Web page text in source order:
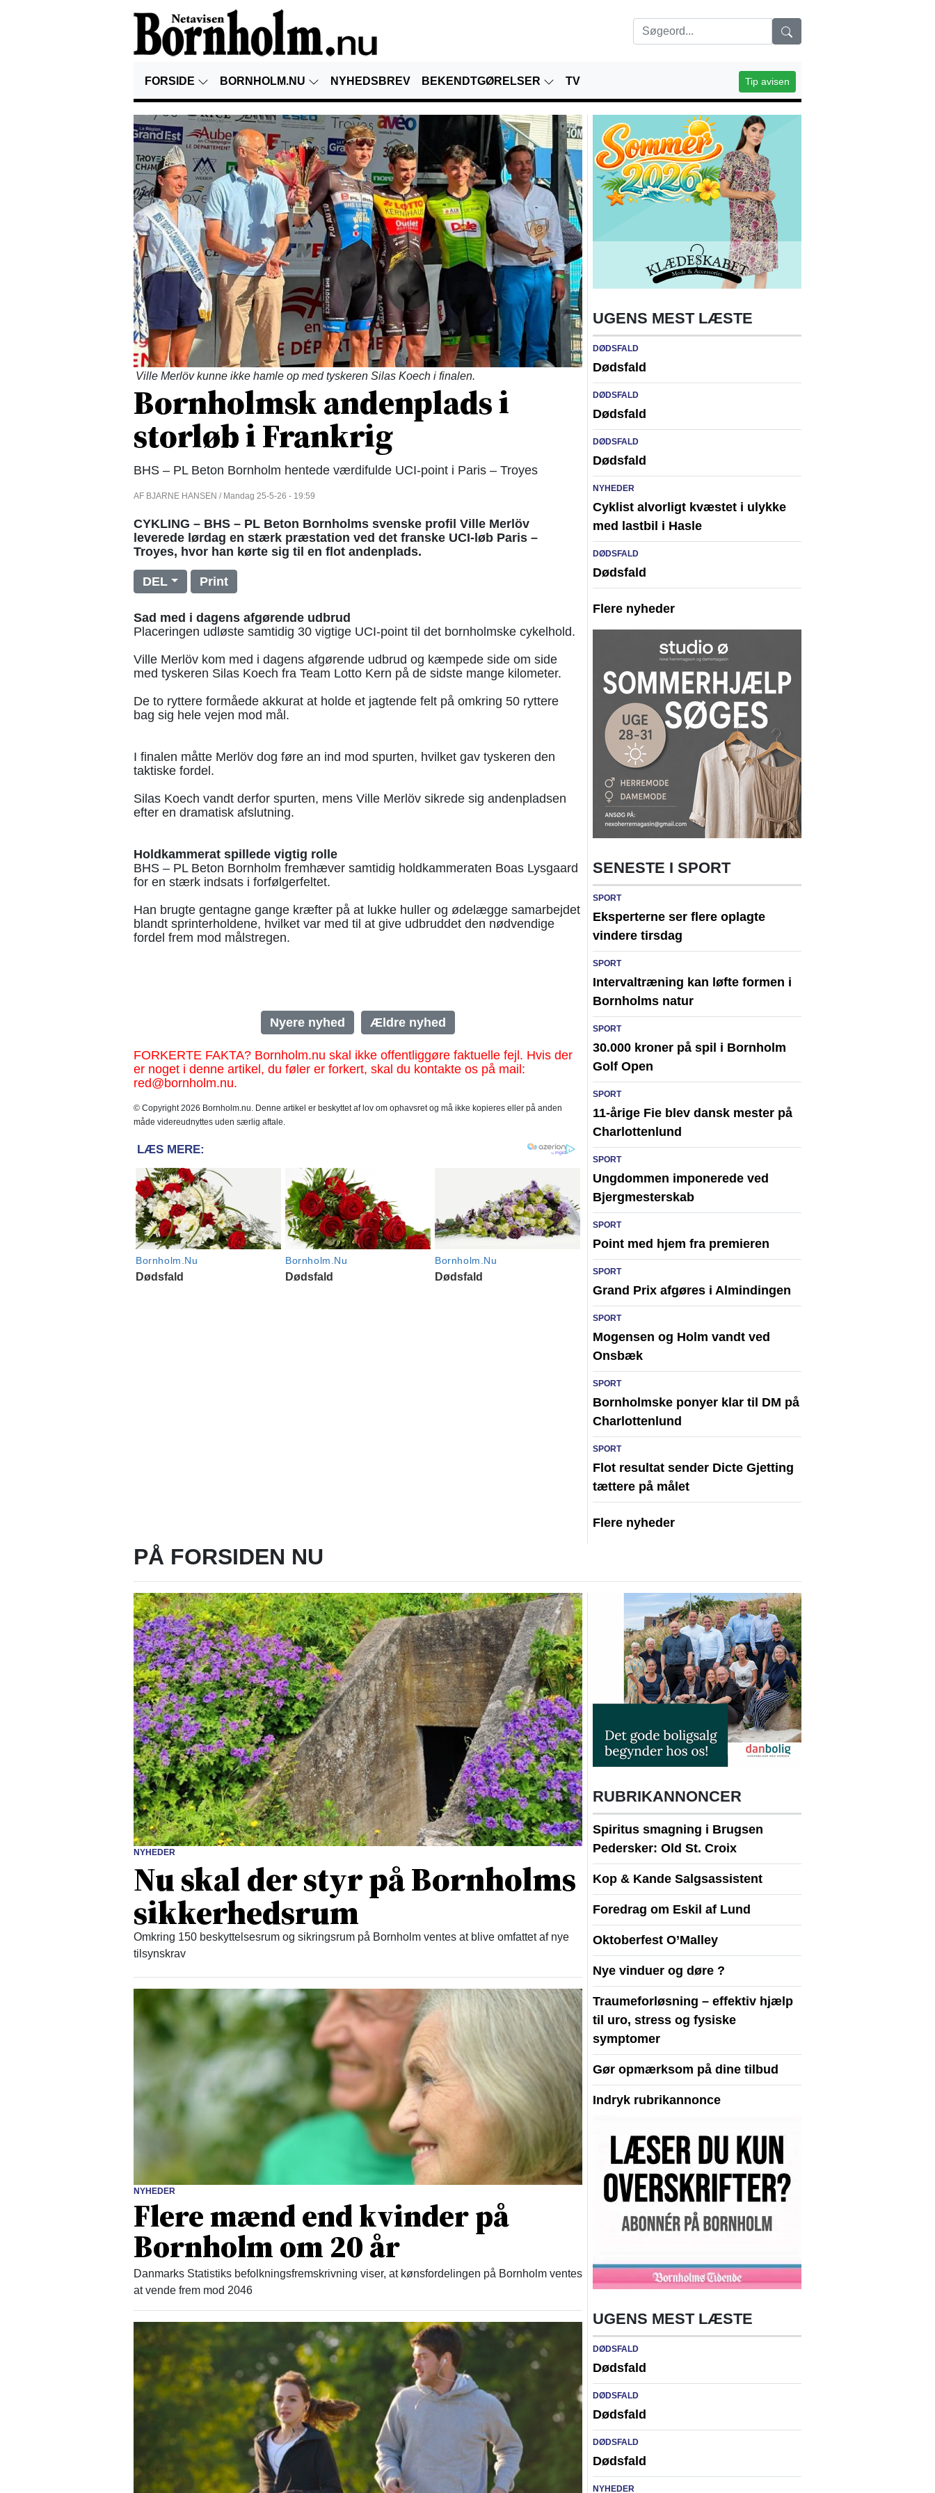
FORSIDE BORNHOLM.NU NYHEDSBREV BEKENDTGØRELSER TV Tip avisen
Ville Merlöv kunne ikke hamle op med tyskeren Silas Koech i finalen.
Bornholmsk andenplads i
storløb i Frankrig
BHS – PL Beton Bornholm hentede værdifulde UCI-point i Paris – Troyes
AF BJARNE HANSEN / Mandag 25-5-26 - 19:59
CYKLING – BHS – PL Beton Bornholms svenske profil Ville Merlöv
leverede lørdag en stærk præstation ved det franske UCI-løb Paris –
Troyes, hvor han kørte sig til en flot andenplads.
DEL Print
Sad med i dagens afgørende udbrud
Placeringen udløste samtidig 30 vigtige UCI-point til det bornholmske cykelhold.
Ville Merlöv kom med i dagens afgørende udbrud og kæmpede side om side
med tyskeren Silas Koech fra Team Lotto Kern på de sidste mange kilometer.
De to ryttere formåede akkurat at holde et jagtende felt på omkring 50 ryttere
bag sig hele vejen mod mål.
I finalen måtte Merlöv dog føre an ind mod spurten, hvilket gav tyskeren den
taktiske fordel.
Silas Koech vandt derfor spurten, mens Ville Merlöv sikrede sig andenpladsen
efter en dramatisk afslutning.
Holdkammerat spillede vigtig rolle
BHS – PL Beton Bornholm fremhæver samtidig holdkammeraten Boas Lysgaard
for en stærk indsats i forfølgerfeltet.
Han brugte gentagne gange kræfter på at lukke huller og ødelægge samarbejdet
blandt sprinterholdene, hvilket var med til at give udbruddet den nødvendige
fordel frem mod målstregen.
Nyere nyhed Ældre nyhed
FORKERTE FAKTA? Bornholm.nu skal ikke offentliggøre faktuelle fejl. Hvis der
er noget i denne artikel, du føler er forkert, skal du kontakte os på mail:
red@bornholm.nu.
© Copyright 2026 Bornholm.nu. Denne artikel er beskyttet af lov om ophavsret og må ikke kopieres eller på anden
måde videreudnyttes uden særlig aftale.
UGENS MEST LÆSTE
DØDSFALD
Dødsfald
DØDSFALD
Dødsfald
DØDSFALD
Dødsfald
NYHEDER
Cyklist alvorligt kvæstet i ulykke
med lastbil i Hasle
DØDSFALD
Dødsfald
Flere nyheder
SENESTE I SPORT
SPORT
Eksperterne ser flere oplagte
vindere tirsdag
SPORT
Intervaltræning kan løfte formen i
Bornholms natur
SPORT
30.000 kroner på spil i Bornholm
Golf Open
SPORT
11-årige Fie blev dansk mester på
Charlottenlund
SPORT
Ungdommen imponerede ved
Bjergmesterskab
SPORT
Point med hjem fra premieren
SPORT
Grand Prix afgøres i Almindingen
SPORT
Mogensen og Holm vandt ved
Onsbæk
SPORT
Bornholmske ponyer klar til DM på
Charlottenlund
SPORT
Flot resultat sender Dicte Gjetting
tættere på målet
Flere nyheder
PÅ FORSIDEN NU
NYHEDER
Nu skal der styr på Bornholms
sikkerhedsrum
Omkring 150 beskyttelsesrum og sikringsrum på Bornholm ventes at blive omfattet af nye
tilsynskrav
NYHEDER
Flere mænd end kvinder på
Bornholm om 20 år
Danmarks Statistiks befolkningsfremskrivning viser, at kønsfordelingen på Bornholm ventes
at vende frem mod 2046
RUBRIKANNONCER
Spiritus smagning i Brugsen
Pedersker: Old St. Croix
Kop & Kande Salgsassistent
Foredrag om Eskil af Lund
Oktoberfest O’Malley
Nye vinduer og døre ?
Traumeforløsning – effektiv hjælp
til uro, stress og fysiske
symptomer
Gør opmærksom på dine tilbud
Indryk rubrikannonce
UGENS MEST LÆSTE
DØDSFALD
Dødsfald
DØDSFALD
Dødsfald
DØDSFALD
Dødsfald
NYHEDER